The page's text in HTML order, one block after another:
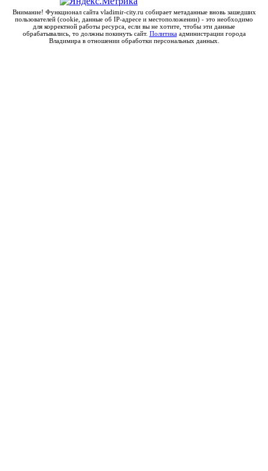
Внимание! Функционал сайта vladimir-city.ru собирает метаданные вновь зашедших
пользователей (cookie, данные об IP-адресе и местоположении) - это необходимо
для корректной работы ресурса, если вы не хотите, чтобы эти данные
обрабатывались, то должны покинуть сайт. Политикаадминистрации города
Владимира в отношении обработки персональных данных.